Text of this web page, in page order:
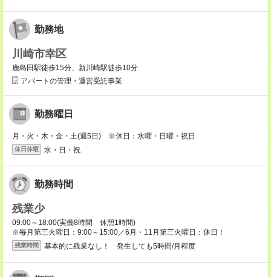
勤務地
川崎市幸区
鹿島田駅徒歩15分、新川崎駅徒歩10分
アパートの管理・運営受託事業
勤務曜日
月・火・木・金・土(週5日) ※休日：水曜・日曜・祝日
休日休暇 水・日・祝
勤務時間
残業少
09:00～18:00(実働8時間 休憩1時間)
※毎月第三火曜日：9:00～15:00／6月・11月第三火曜日：休日！
残業時間 基本的に残業なし！ 発生しても5時間/月程度